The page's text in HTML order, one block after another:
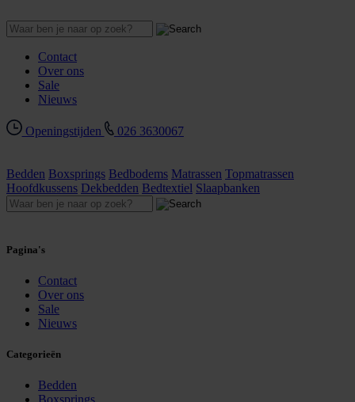
Contact
Over ons
Sale
Nieuws
Openingstijden 026 3630067
Bedden Boxsprings Bedbodems Matrassen Topmatrassen
Hoofdkussens Dekbedden Bedtextiel Slaapbanken
Pagina's
Contact
Over ons
Sale
Nieuws
Categorieën
Bedden